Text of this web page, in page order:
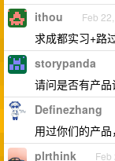
ithou Feb
求成都实习+路
storypanda
请问是否有产
Definezhang
用过你们的产
plrthink Feb